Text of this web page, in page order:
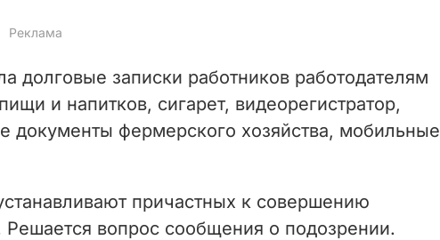
долговые записки работников работодателям
и напитков, сигарет, видеорегистратор,
документы фермерского хозяйства, мобильные
причастных к совершению
Решается вопрос сообщения о подозрении.